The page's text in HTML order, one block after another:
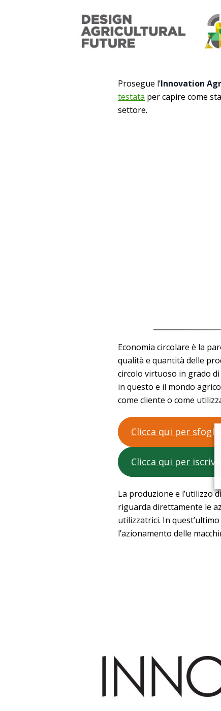
Prosegue l’Innovation
testata per capire come
settore.
Economia circolare è la
qualità e quantità delle
circolo virtuoso in grado
in questo e il mondo
come cliente o come
Clicca qui per
Clicca qui per
La produzione e l’utilizzo
riguarda direttamente le
utilizzatrici. In
l’azionamento delle